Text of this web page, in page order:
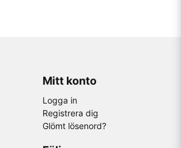
Mitt konto
Logga in
Registrera dig
Glömt lösenord?